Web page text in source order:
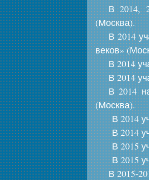
В 2014,
(Москва).
В 2014
веков»
В 2014
В 2014
В 2014
(Москва).
В 2014
В 2014
В 2015
В 2015
В 2015-